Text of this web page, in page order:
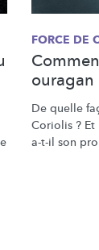
FORCE DE
ouragan
De quelle
Coriolis ?
a-t-il son